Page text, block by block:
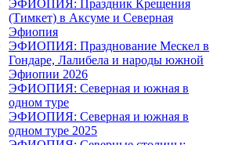
ЭФИОПИЯ: Праздник Крещения
(Тимкет) в Аксуме и Северная
Эфиопия
ЭФИОПИЯ: Празднование Мескел в
Гондаре, Лалибела и народы южной
Эфиопии 2026
ЭФИОПИЯ: Северная и южная в
одном туре
ЭФИОПИЯ: Северная и южная в
одном туре 2025